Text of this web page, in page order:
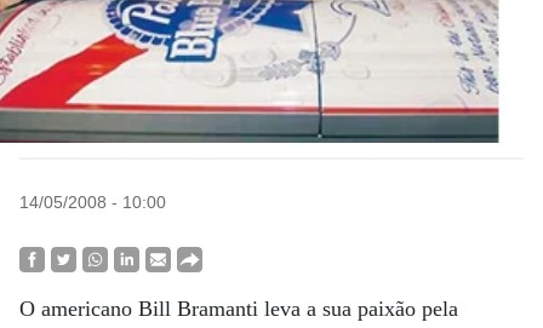
14/05/2008 - 10:00
O americano Bill Bramanti leva a sua paixão pela